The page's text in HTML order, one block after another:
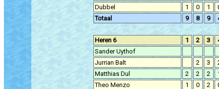
Dubbel
1 0 1
Totaal
9 8 9
Heren 6 1 2 3
Sander Uythof
Jurrian Balt
2 3
Matthias Dul
2 2 2
Theo Menzo
1 0 2